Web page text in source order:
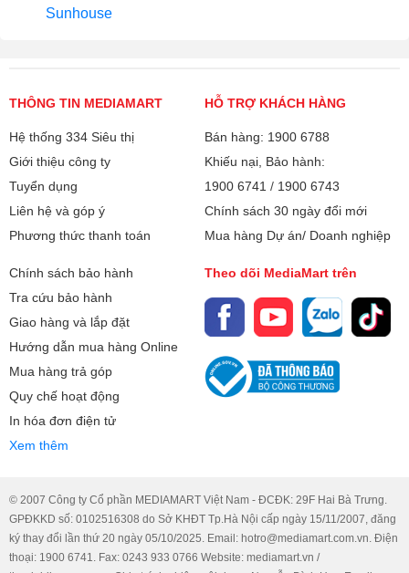
Sunhouse
THÔNG TIN MEDIAMART
Hệ thống 334 Siêu thị
Giới thiệu công ty
Tuyển dụng
Liên hệ và góp ý
Phương thức thanh toán
HỖ TRỢ KHÁCH HÀNG
Bán hàng: 1900 6788
Khiếu nại, Bảo hành:
1900 6741 / 1900 6743
Chính sách 30 ngày đổi mới
Mua hàng Dự án/ Doanh nghiệp
Chính sách bảo hành
Tra cứu bảo hành
Giao hàng và lắp đặt
Hướng dẫn mua hàng Online
Mua hàng trả góp
Quy chế hoạt động
In hóa đơn điện tử
Xem thêm
Theo dõi MediaMart trên
© 2007 Công ty Cổ phần MEDIAMART Việt Nam - ĐCĐK: 29F Hai Bà Trưng.
GPĐKKD số: 0102516308 do Sở KHĐT Tp.Hà Nội cấp ngày 15/11/2007, đăng
ký thay đổi lần thứ 20 ngày 05/10/2025. Email: hotro@mediamart.com.vn. Điện
thoại: 1900 6741. Fax: 0243 933 0766 Website: mediamart.vn /